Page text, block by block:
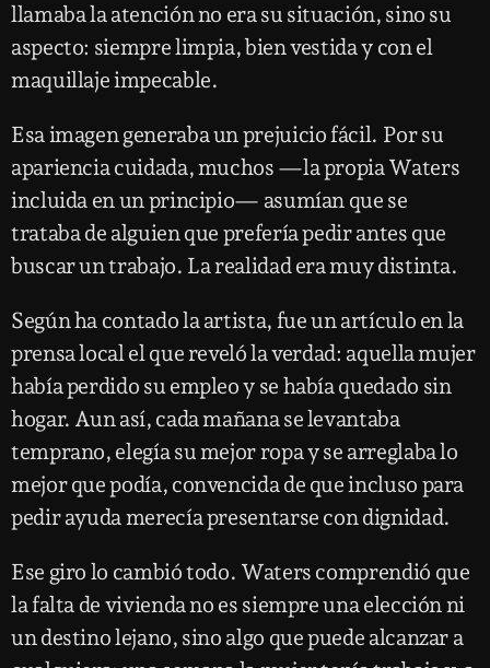
llamaba la atención no era su situación, sino su
aspecto: siempre limpia, bien vestida y con el
maquillaje impecable.
Esa imagen generaba un prejuicio fácil. Por su
apariencia cuidada, muchos —la propia Waters
incluida en un principio— asumían que se
trataba de alguien que prefería pedir antes que
buscar un trabajo. La realidad era muy distinta.
Según ha contado la artista, fue un artículo en la
prensa local el que reveló la verdad: aquella mujer
había perdido su empleo y se había quedado sin
hogar. Aun así, cada mañana se levantaba
temprano, elegía su mejor ropa y se arreglaba lo
mejor que podía, convencida de que incluso para
pedir ayuda merecía presentarse con dignidad.
Ese giro lo cambió todo. Waters comprendió que
la falta de vivienda no es siempre una elección ni
un destino lejano, sino algo que puede alcanzar a